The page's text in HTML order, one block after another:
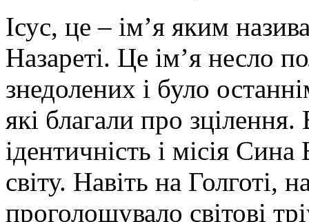
Ісус, це – ім’я яким
Назареті. Це ім’я несло
знедолених і було
які благали про
ідентичність і місія
світу. Навіть на Голготі,
проголошувало світові